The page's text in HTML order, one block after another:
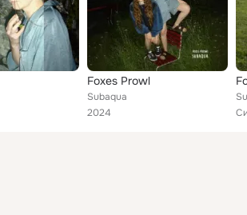
Foxes Prowl
Subaqua
2024